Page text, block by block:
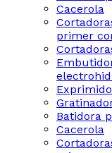
Cacerola
primer
Batidora
Cacerola